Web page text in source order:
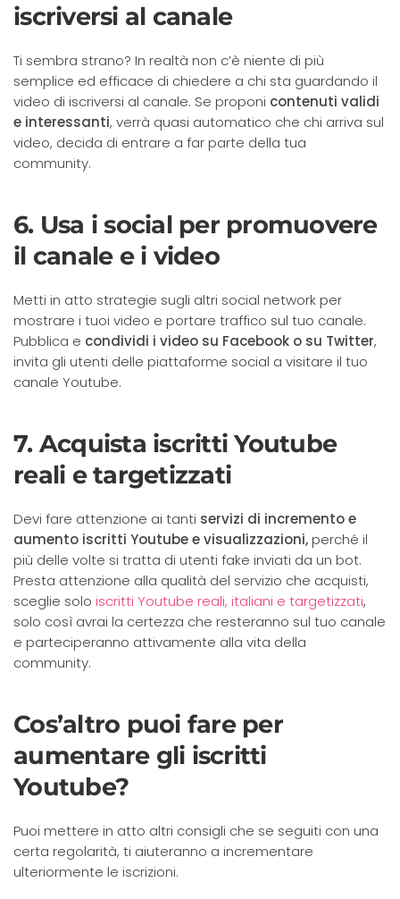
iscriversi al canale
Ti sembra strano? In realtà non c’è niente di più
semplice ed efficace di chiedere a chi sta guardando il
video di iscriversi al canale. Se proponi contenuti validi
e interessanti, verrà quasi automatico che chi arriva sul
video, decida di entrare a far parte della tua
community.
6. Usa i social per promuovere
il canale e i video
Metti in atto strategie sugli altri social network per
mostrare i tuoi video e portare traffico sul tuo canale.
Pubblica e condividi i video su Facebook o su Twitter,
invita gli utenti delle piattaforme social a visitare il tuo
canale Youtube.
7. Acquista iscritti Youtube
reali e targetizzati
Devi fare attenzione ai tanti servizi di incremento e
aumento iscritti Youtube e visualizzazioni,perché il
più delle volte si tratta di utenti fake inviati da un bot.
Presta attenzione alla qualità del servizio che acquisti,
sceglie solo iscritti Youtube reali, italiani e targetizzati,
solo così avrai la certezza che resteranno sul tuo canale
e parteciperanno attivamente alla vita della
community.
Cos’altro puoi fare per
aumentare gli iscritti
Youtube?
Puoi mettere in atto altri consigli che se seguiti con una
certa regolarità, ti aiuteranno a incrementare
ulteriormente le iscrizioni.